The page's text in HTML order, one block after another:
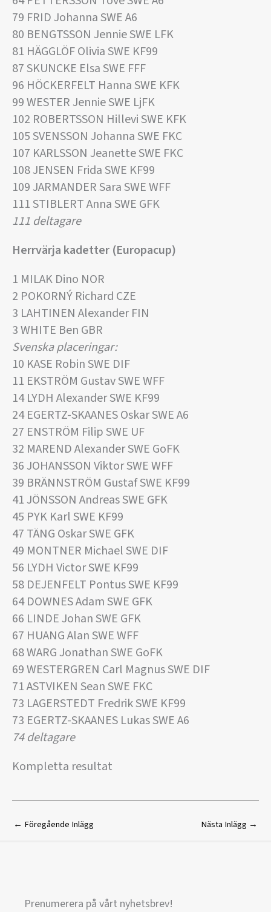
79 FRID Johanna SWE A6
80 BENGTSSON Jennie SWE LFK
81 HÄGGLÖF Olivia SWE KF99
87 SKUNCKE Elsa SWE FFF
96 HÖCKERFELT Hanna SWE KFK
99 WESTER Jennie SWE LjFK
102 ROBERTSSON Hillevi SWE KFK
105 SVENSSON Johanna SWE FKC
107 KARLSSON Jeanette SWE FKC
108 JENSEN Frida SWE KF99
109 JARMANDER Sara SWE WFF
111 STIBLERT Anna SWE GFK
111 deltagare
Herrvärja kadetter (Europacup)
1 MILAK Dino NOR
2 POKORNÝ Richard CZE
3 LAHTINEN Alexander FIN
3 WHITE Ben GBR
Svenska placeringar:
10 KASE Robin SWE DIF
11 EKSTRÖM Gustav SWE WFF
14 LYDH Alexander SWE KF99
24 EGERTZ-SKAANES Oskar SWE A6
27 ENSTRÖM Filip SWE UF
32 MAREND Alexander SWE GoFK
36 JOHANSSON Viktor SWE WFF
39 BRÄNNSTRÖM Gustaf SWE KF99
41 JÖNSSON Andreas SWE GFK
45 PYK Karl SWE KF99
47 TÄNG Oskar SWE GFK
49 MONTNER Michael SWE DIF
56 LYDH Victor SWE KF99
58 DEJENFELT Pontus SWE KF99
64 DOWNES Adam SWE GFK
66 LINDE Johan SWE GFK
67 HUANG Alan SWE WFF
68 WARG Jonathan SWE GoFK
69 WESTERGREN Carl Magnus SWE DIF
71 ASTVIKEN Sean SWE FKC
73 LAGERSTEDT Fredrik SWE KF99
73 EGERTZ-SKAANES Lukas SWE A6
74 deltagare
Kompletta resultat
← Föregående Inlägg Nästa Inlägg →
Prenumerera på vårt nyhetsbrev!